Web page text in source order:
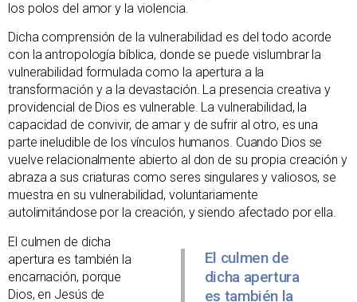
los polos del amor y la violencia.
Dicha comprensión de la vulnerabilidad es del todo acorde
con la antropología bíblica, donde se puede vislumbrar la
vulnerabilidad formulada como la apertura a la
transformación y a la devastación. La presencia creativa y
providencial de Dios es vulnerable. La vulnerabilidad, la
capacidad de convivir, de amar y de sufrir al otro, es una
parte ineludible de los vínculos humanos. Cuando Dios se
vuelve relacionalmente abierto al don de su propia creación y
abraza a sus criaturas como seres singulares y valiosos, se
muestra en su vulnerabilidad, voluntariamente
autolimitándose por la creación, y siendo afectado por ella.
El culmen de
dicha apertura
es también la
El culmen de dicha
apertura es también la
encarnación, porque
Dios, en Jesús de